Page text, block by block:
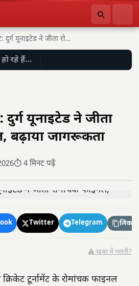
पर्यावरण क्रिकेट: दुर्ग यूनाइटेड ने जीता रोमांचक फाइनल,…
रहे हैं…
दुर्ग यूनाइटेड ने जीता
बढ़ाया जागरूकता
⏱️ 4 मिनट पढ़ें
Twitter Telegram लिंक
⚠️ खबर में गलती?
टूर्नामेंट के रोमांचक फाइनल